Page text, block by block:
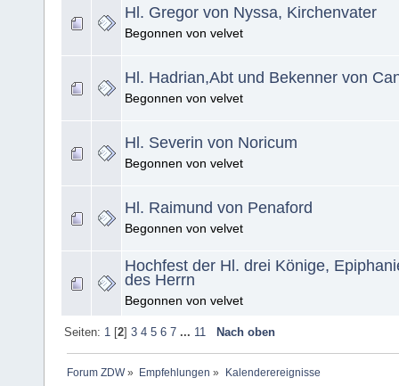
Hl. Gregor von Nyssa, Kirchenvater
Begonnen von velvet
Hl. Hadrian,Abt und Bekenner von
Begonnen von velvet
Hl. Severin von Noricum
Begonnen von velvet
Hl. Raimund von Penaford
Begonnen von velvet
Hochfest der Hl. drei Könige,
des Herrn
Begonnen von velvet
Seiten: 1[2] 3 4 5 6 7 ... 11 Nach oben
Forum ZDW» Empfehlungen » Kalenderereignisse